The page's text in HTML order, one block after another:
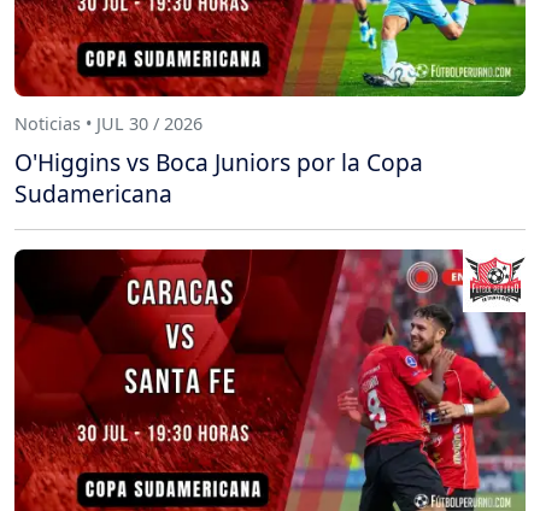
Noticias • JUL 30 / 2026
O'Higgins vs Boca Juniors por la Copa
Sudamericana